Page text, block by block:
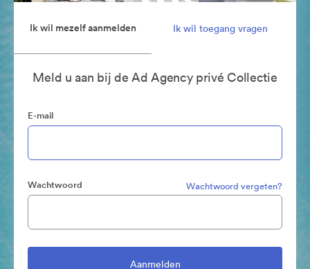
Ik wil mezelf aanmelden Ik wil toegang vragen
Meld u aan bij de Ad Agency privé Collectie
E-mail
Wachtwoord Wachtwoord vergeten?